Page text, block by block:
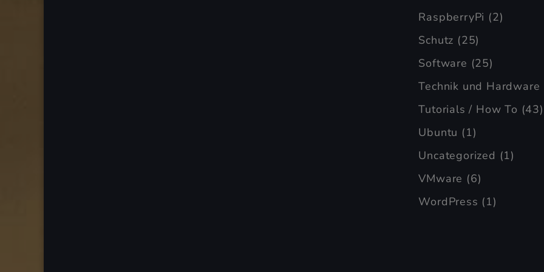
RaspberryPi (2)
Schutz (25)
Software (25)
Technik und Hardware
Tutorials / How To (43)
Ubuntu (1)
Uncategorized (1)
VMware (6)
WordPress (1)